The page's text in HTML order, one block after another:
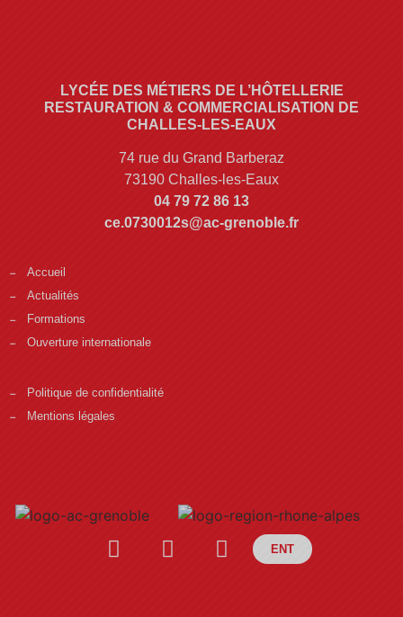
LYCÉE DES MÉTIERS DE L’HÔTELLERIE
RESTAURATION & COMMERCIALISATION DE
CHALLES-LES-EAUX
74 rue du Grand Barberaz
73190 Challes-les-Eaux
04 79 72 86 13
ce.0730012s@ac-grenoble.fr
Accueil
Actualités
Formations
Ouverture internationale
Politique de confidentialité
Mentions légales
ENT